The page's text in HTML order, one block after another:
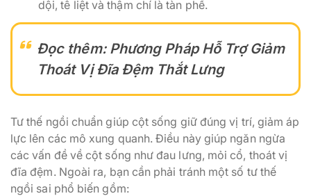
dội, tê liệt và thậm chí là tàn phế.
Đọc thêm: Phương Pháp Hỗ Trợ Giảm
Thoát Vị Đĩa Đệm Thắt Lưng
Tư thế ngồi chuẩn giúp cột sống giữ đúng vị trí, giảm áp
lực lên các mô xung quanh. Điều này giúp ngăn ngừa
các vấn đề về cột sống như đau lưng, mỏi cổ, thoát vị
đĩa đệm. Ngoài ra, bạn cần phải tránh một số tư thế
ngồi sai phổ biến gồm: